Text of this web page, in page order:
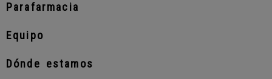
Parafarmacia
Equipo
Dónde estamos